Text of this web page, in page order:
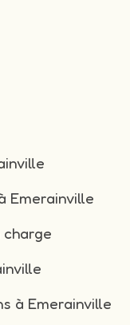
Emerainville
à Emerainville